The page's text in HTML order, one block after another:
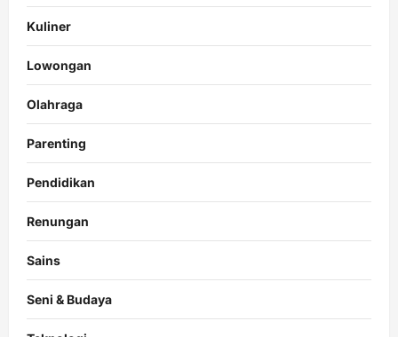
Kuliner
Lowongan
Olahraga
Parenting
Pendidikan
Renungan
Sains
Seni & Budaya